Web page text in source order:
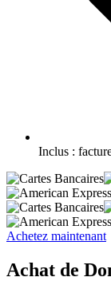
Inclus :
Achetez maintenant
Achat de